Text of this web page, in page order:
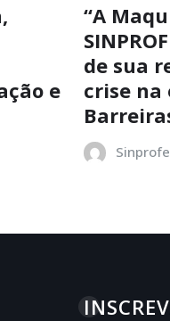
e
“A
de sua
crise na
Sinprofe